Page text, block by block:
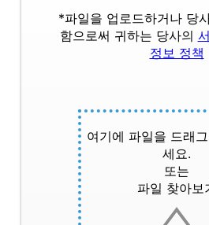
*파일을 업로드하거나 당
함으로써 귀하는 당사의
정보 정책
여기에 파일을 드래
세요.
또는
파일 찾아보